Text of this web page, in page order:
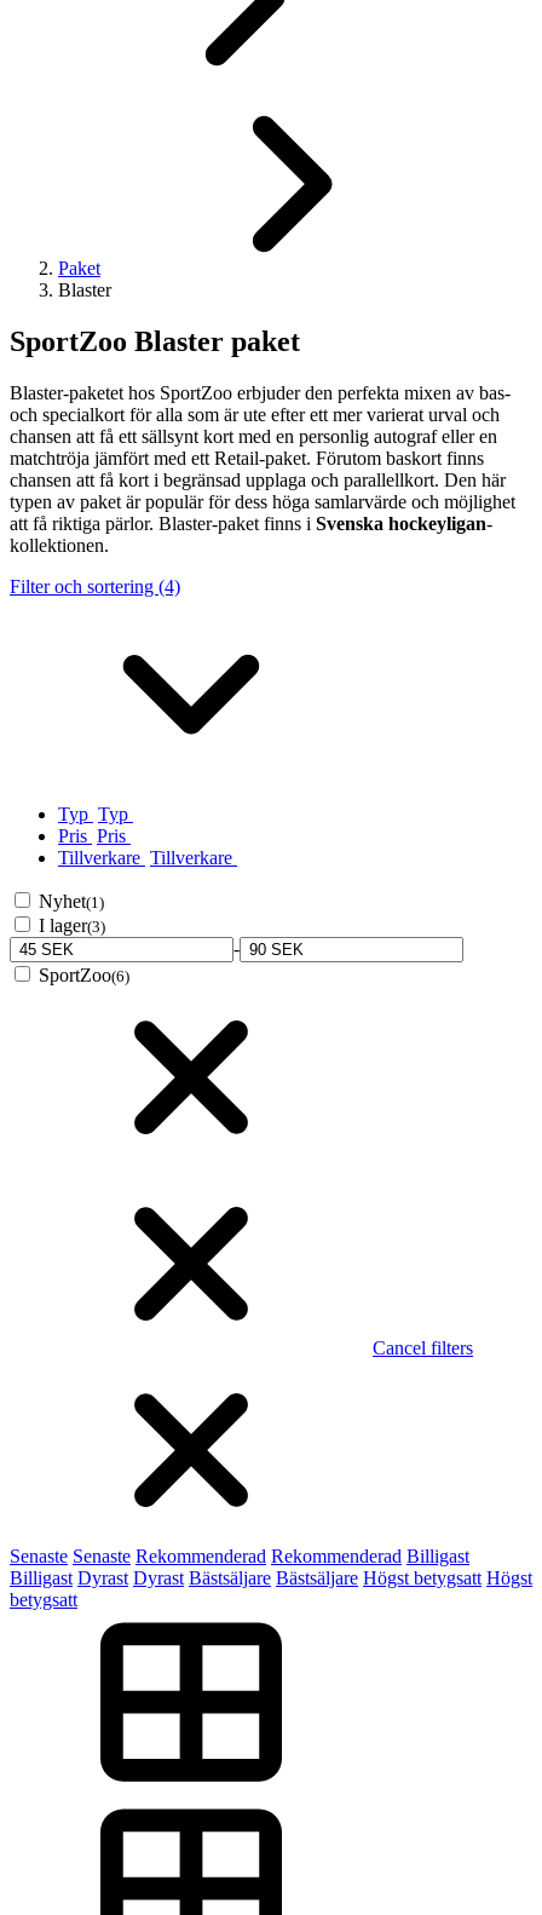
Paket
Blaster
SportZoo Blaster paket
Blaster-paketet hos SportZoo erbjuder den perfekta mixen av bas-
och specialkort för alla som är ute efter ett mer varierat urval och
chansen att få ett sällsynt kort med en personlig autograf eller en
matchtröja jämfört med ett Retail-paket. Förutom baskort finns
chansen att få kort i begränsad upplaga och parallellkort. Den här
typen av paket är populär för dess höga samlarvärde och möjlighet
att få riktiga pärlor. Blaster-paket finns i Svenska hockeyligan-
kollektionen.
Filter och sortering (4)
Typ Typ
Pris Pris
Tillverkare Tillverkare
Nyhet(1)
I lager(3)
-
SportZoo(6)
Cancel filters
Senaste Senaste Rekommenderad Rekommenderad Billigast
Billigast Dyrast Dyrast Bästsäljare Bästsäljare Högst betygsatt Högst
betygsatt